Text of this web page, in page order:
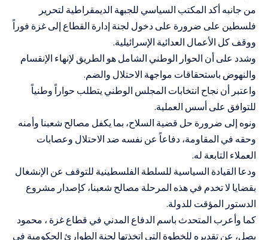
من جانبه أكد المكتب السياسي للجبهة الديمقراطية لتحرير
فلسطين على ضرورة على دخول لجنة إدارة القطاع إلى غزة فوراً
ووقف كل الأعمال العدائية الإسرائيلية.
وشدد على أن الحوار الوطني الشامل هو الطريق لإنهاء الإنقسام
والنهوض باستحقاقات مواجهة الاحتلال والضم.
واعتبر أن نجاح انتخابات المجلس الوطني يتطلب حواراً وطنياً
للتوافق على أسس العملية.
ونوه إلى ضرورة حل قضية السلاح، بما يكفل مصالح شعبنا وأمنه
وحقه في المقاومة، دفاعاً عن نفسه ضد الاحتلال وعصابات
العملاء التابعة له.
ودعا القيادة السياسية للسلطة الفلسطينية للتوقف عن الإنشغال
بقضايا لا تخدم في هذه المرحلة مصالح شعبنا، كإصدار مشروع
الدستور المؤقت للدولة.
كما وأعرب المتحدث باسم الدفاع المدني في قطاع غزة ، محمود
بصل، عن تقديره للخطوة التي اتخذتها لجنة الطوارئ الحكومية في